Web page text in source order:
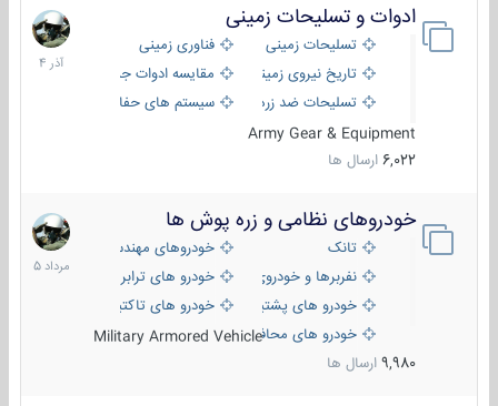
ادوات و تسلیحات زمینی
تسلیحات زمینی
فناوری زمینی
تاریخ نیروی زمینی
مقایسه ادوات جنگی
تسلیحات ضد زره
سیستم های حفاظت فعال
Army Gear & Equipment
6,022 ارسال ها
21
آذر
1404
خودروهای نظامی و زره پوش ها
تانک
خودروهای مهندسی
نفربرها و خودروی های رزمی پیاده نظام
خودرو های ترابری نظامی
خودرو های پشتیبانی آتش ، شناسایی و ضد تانک
خودرو های تاکتیکی نظامی
خودرو های محافظت شدهMilitary Armored Vehicle
9,980 ارسال ها
2
مرداد
1405